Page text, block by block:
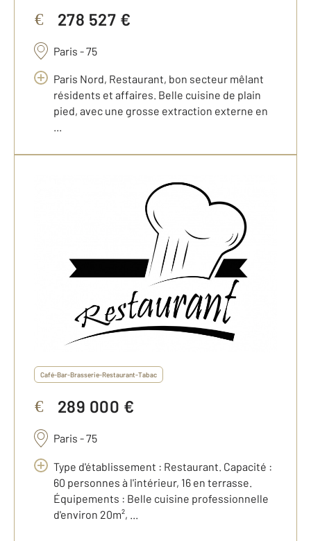
€ 278 527 €
Paris - 75
Paris Nord, Restaurant, bon secteur mêlant
résidents et affaires. Belle cuisine de plain
pied, avec une grosse extraction externe en
...
Café-Bar-Brasserie-Restaurant-Tabac
€ 289 000 €
Paris - 75
Type d'établissement : Restaurant. Capacité :
60 personnes à l'intérieur, 16 en terrasse.
Équipements : Belle cuisine professionnelle
d'environ 20m², ...